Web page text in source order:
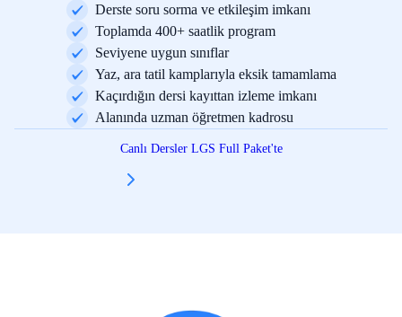
Derste soru sorma ve etkileşim imkanı
Toplamda 400+ saatlik program
Seviyene uygun sınıflar
Yaz, ara tatil kamplarıyla eksik tamamlama
Kaçırdığın dersi kayıttan izleme imkanı
Alanında uzman öğretmen kadrosu
Canlı Dersler LGS Full Paket'te